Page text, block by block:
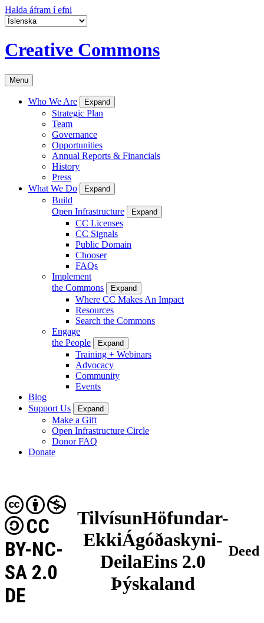
Halda áfram í efni
Creative Commons
Menu
Who We Are Expand
Strategic Plan
Team
Governance
Opportunities
Annual Reports & Financials
History
Press
What We Do
Expand
Build
Open Infrastructure
Expand
CC Licenses
CC Signals
Public Domain
Chooser
FAQs
Implement
the Commons
Expand
Where CC Makes An Impact
Resources
Search the Commons
Engage
the People
Expand
Training + Webinars
Advocacy
Community
Events
Blog
Support Us
Expand
Make a Gift
Open Infrastructure Circle
Donor FAQ
Donate
TilvísunHöfundar-
EkkiÁgóðaskyni-
DeilaEins 2.0
Þýskaland
CC
BY-NC-
SA 2.0
DE
Deed